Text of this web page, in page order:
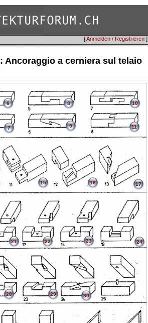
[Anmelden / Registrieren ]
: Ancoraggio a cerniera sul telaio
6
7
8
9
10
11
15 16 17
21 22 23 24
28 29 30